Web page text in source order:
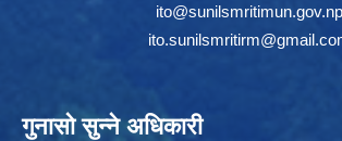
ito@sunilsmritimun.gov.np
गुनासो सुन्ने अधिकारी